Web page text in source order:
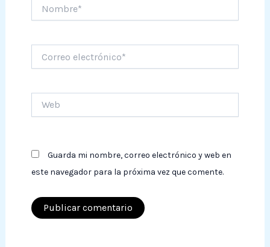
electrónico*
Guarda mi nombre, correo electrónico y web en
este navegador para la próxima vez que comente.